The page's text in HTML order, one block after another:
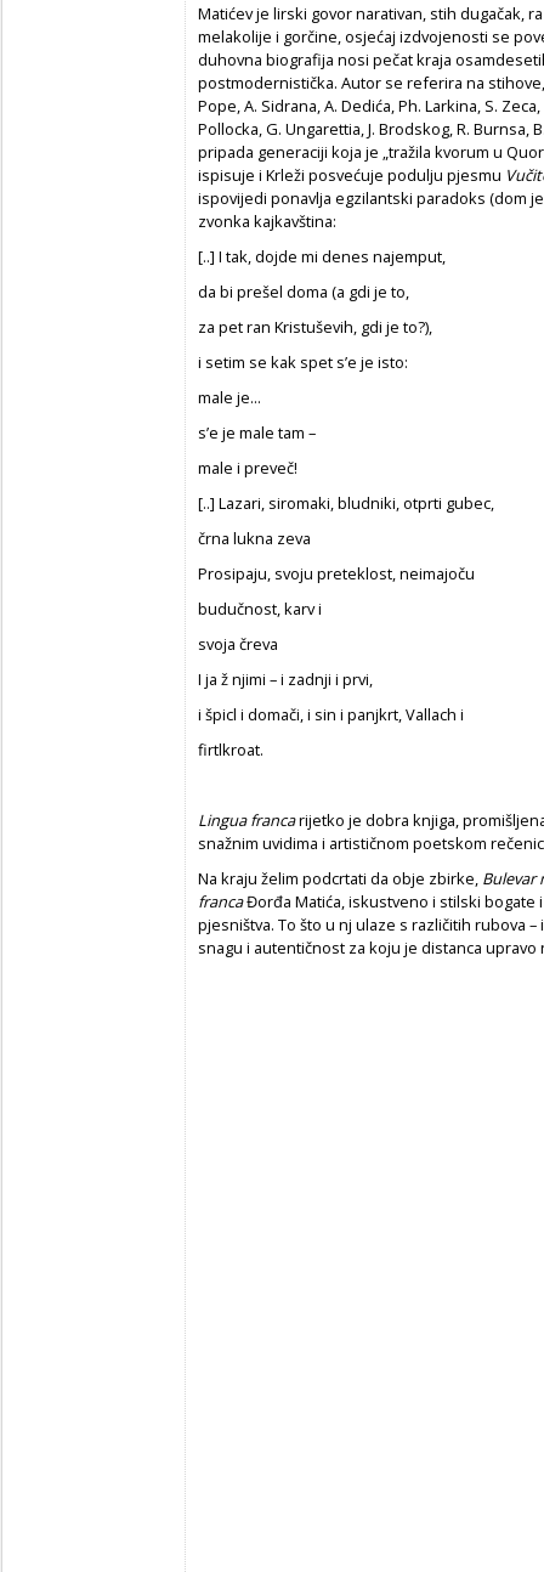
Matićev je lirski govor narativan, stih dugačak,
melakolije i gorčine, osjećaj izdvojenosti se
duhovna biografija nosi pečat kraja
postmodernistička. Autor se referira na
Pope, A. Sidrana, A. Dedića, Ph. Larkina, S.
Pollocka, G. Ungarettia, J. Brodskog, R. Burnsa,
pripada generaciji koja je „tražila kvorum u
ispisuje i Krleži posvećuje podulju pjesmu
ispovijedi ponavlja egzilantski paradoks (dom
zvonka kajkavština:
[..] I tak, dojde mi denes najemput,
da bi prešel doma (a gdi je to,
za pet ran Kristuševih, gdi je to?),
i setim se kak spet s’e je isto:
male je...
s’e je male tam –
male i preveč!
[..] Lazari, siromaki, bludniki, otprti gubec,
črna lukna zeva
Prosipaju, svoju preteklost, neimajoču
budučnost, karv i
svoja čreva
I ja ž njimi – i zadnji i prvi,
i špicl i domači, i sin i panjkrt, Vallach i
firtlkroat.
Lingua francarijetko je dobra knjiga,
snažnim uvidima i artističnom poetskom
Na kraju želim podcrtati da obje zbirke, Bulevar
francaĐorđa Matića, iskustveno i stilski bogate
pjesništva. To što u nj ulaze s različitih rubova
snagu i autentičnost za koju je distanca